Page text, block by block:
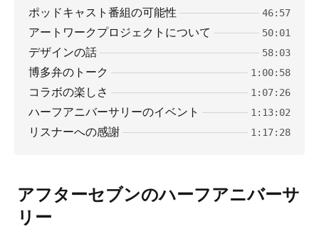
ポッドキャスト番組の可能性 46:57
アートワークプロジェクトについて 50:01
デザインの話 58:03
博多弁のトーク 1:00:58
コラボの楽しさ 1:07:26
ハーフアニバーサリーのイベント 1:13:02
リスナーへの感謝 1:17:28
アフターセブンのハーフアニバーサ
リー